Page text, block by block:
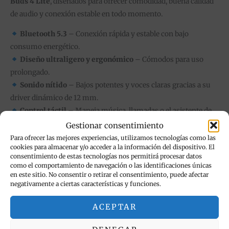
Gestionar consentimiento
Para ofrecer las mejores experiencias, utilizamos tecnologías como las
cookies para almacenar y/o acceder a la información del dispositivo. El
consentimiento de estas tecnologías nos permitirá procesar datos
como el comportamiento de navegación o las identificaciones únicas
en este sitio. No consentir o retirar el consentimiento, puede afectar
negativamente a ciertas características y funciones.
ACEPTAR
de audio y conexión estable en todo momento.
Bluetooth 5.3 – Conexión rápida y estable con bajo
consumo energético.
Diseño ultraligero y ergonómico– Cómodos para uso
prolongado.
Sonido nítido– Bajos potentes y voces claras gracias a su
driver dinámico de 12 mm.
Control táctil– Maneja música, llamadas o el asistente de
voz con solo un toque.
Resistencia al agua IP54– Perfectos para entrenar o usar
al aire libre.
Hasta 20 horas de autonomíacon el estuche de carga.
Compatibles con Android y iOS.
Ideal para música, llamadas y deporte.